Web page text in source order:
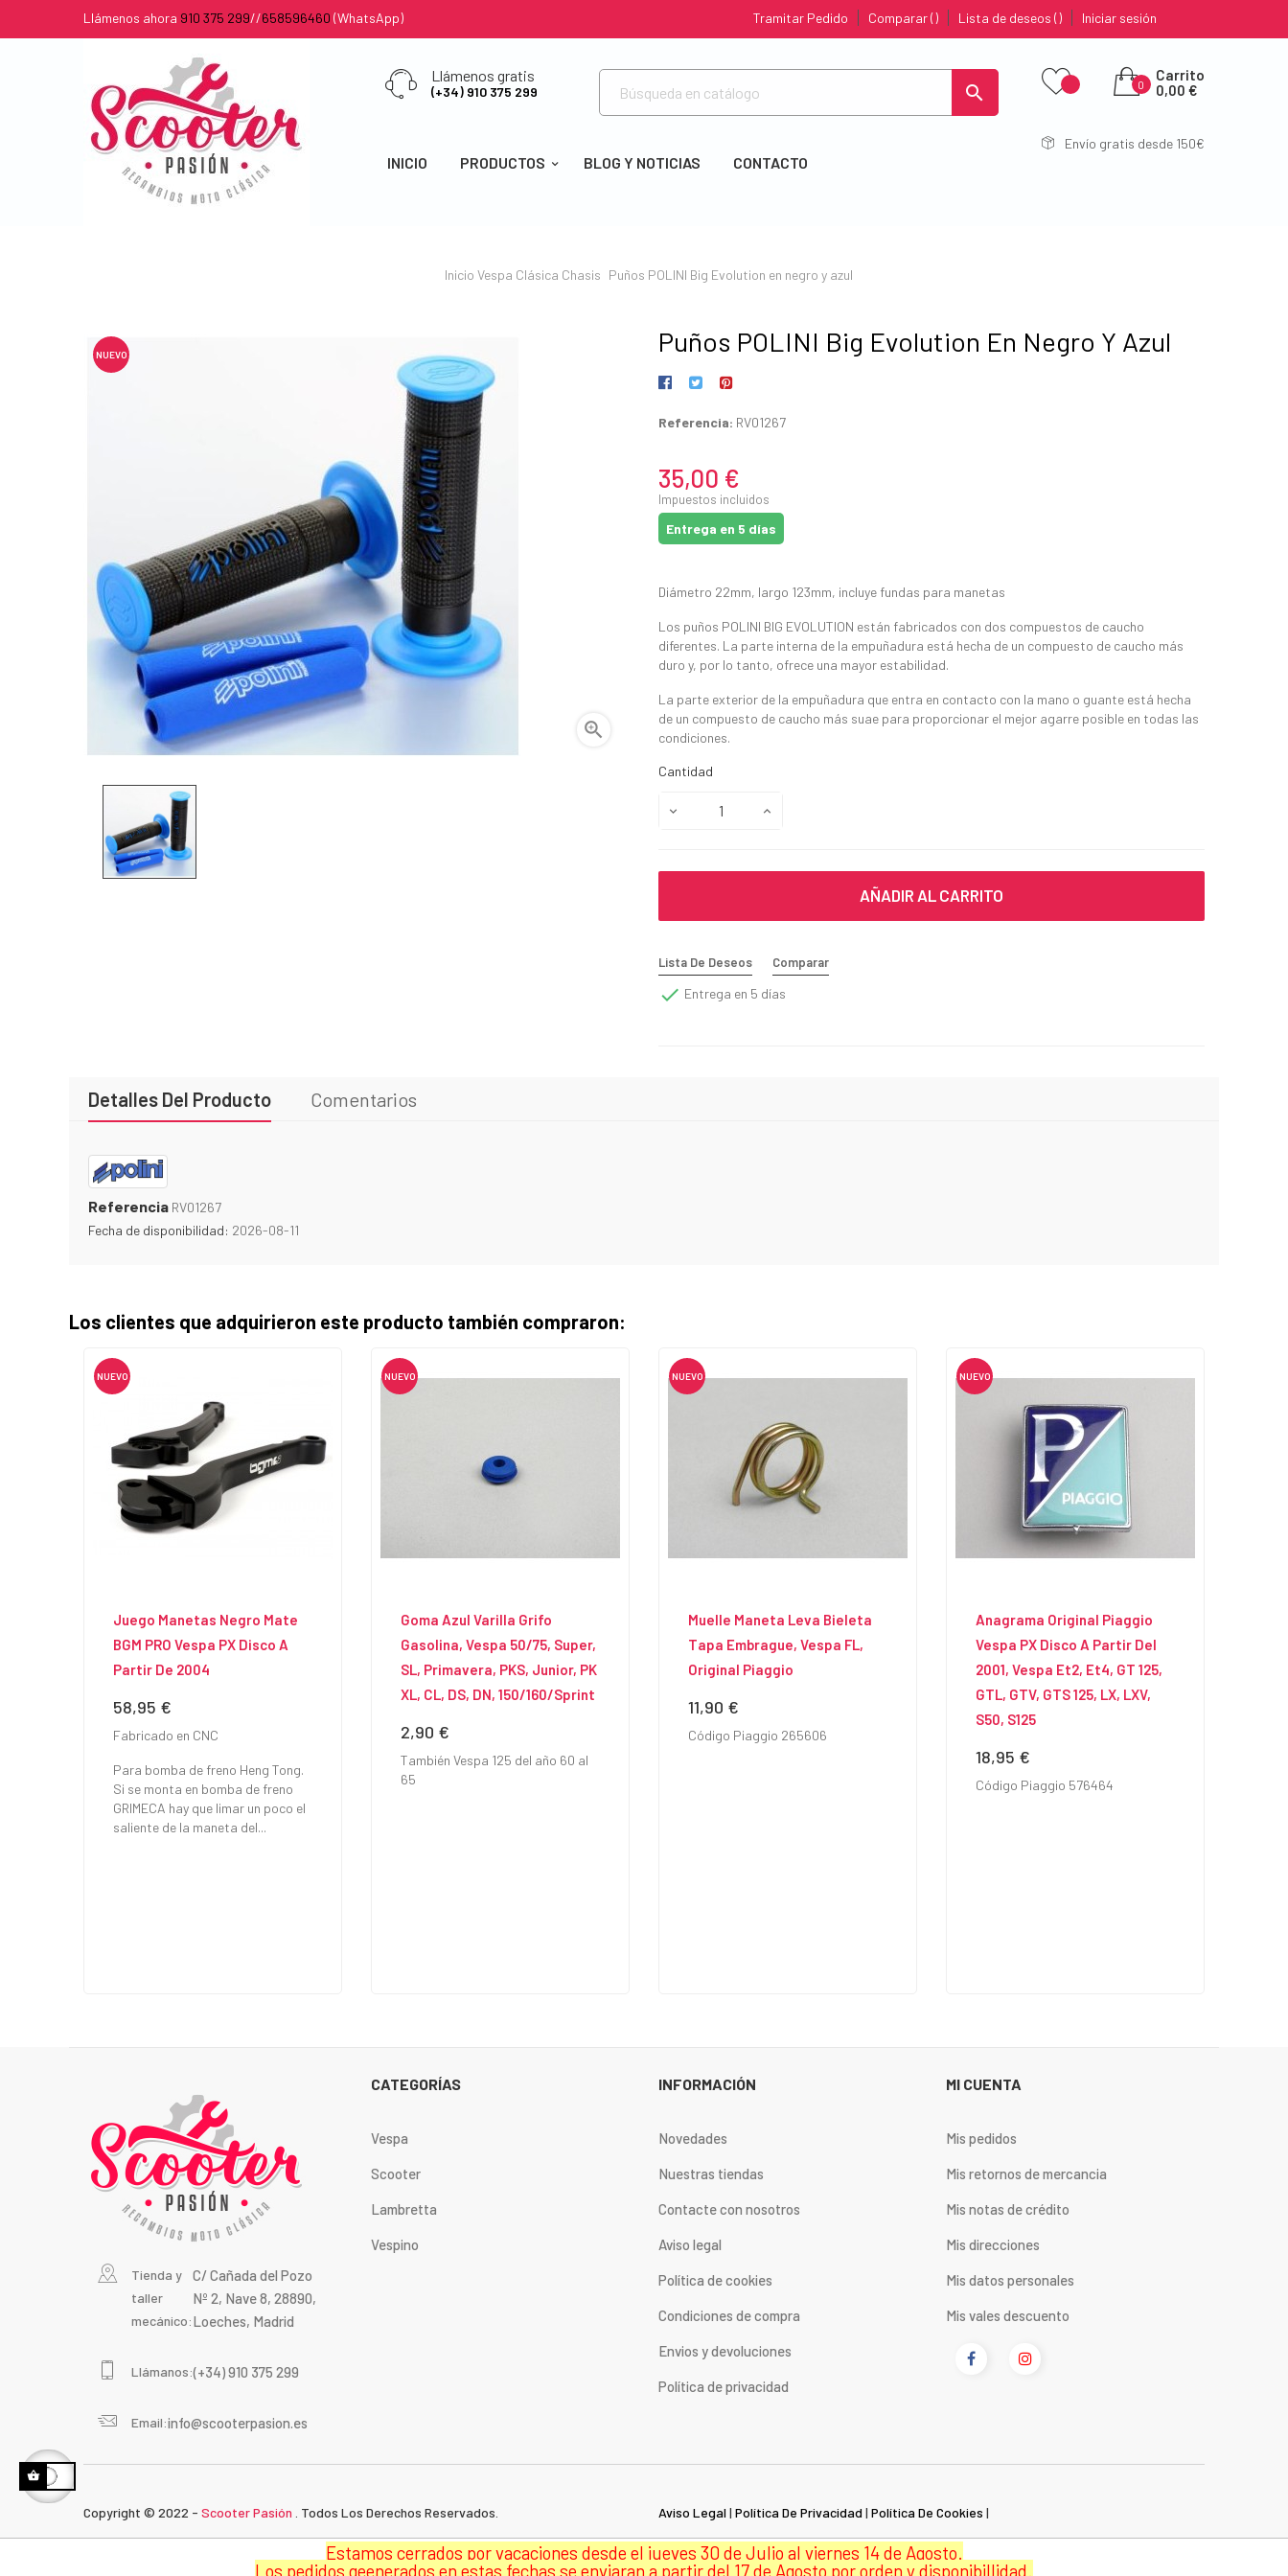
Estamos cerrados por vacaciones desde el jueves 30 de Julio al viernes 14 de Agosto.
Los pedidos geenerados en estas fechas se enviaran a partir del 17 de Agosto por orden y disponibillidad.
Llámenos ahora 910 375 299//658596460 (WhatsApp) Iniciar sesión
Lista de deseos
Comparar
Tramitar Pedido
Llámenos gratis
(+34) 910 375 299 
INICIO PRODUCTOS BLOG Y NOTICIAS CONTACTO
0
Carrito
0,00 €
Envío gratis desde 150€
Inicio Vespa Clásica Chasis Puños POLINI Big Evolution en negro y azul
NUEVO

Puños POLINI Big Evolution En Negro Y Azul
Referencia: RV01267
35,00 €
Impuestos incluidos
Entrega en 5 días
Diámetro 22mm, largo 123mm, incluye fundas para manetas
Los puños POLINI BIG EVOLUTION están fabricados con dos compuestos de caucho
diferentes. La parte interna de la empuñadura está hecha de un compuesto de caucho más
duro y, por lo tanto, ofrece una mayor estabilidad.
La parte exterior de la empuñadura que entra en contacto con la mano o guante está hecha
de un compuesto de caucho más suae para proporcionar el mejor agarre posible en todas las
condiciones.
Cantidad
AÑADIR AL CARRITO
Lista De Deseos Comparar
 Entrega en 5 días
Detalles Del Producto Comentarios
Referencia RV01267
Fecha de disponibilidad: 2026-08-11
Los clientes que adquirieron este producto también compraron:
NUEVO
Juego Manetas Negro Mate
BGM PRO Vespa PX Disco A
Partir De 2004
Precio
58,95 €
Fabricado en CNC
Para bomba de freno Heng Tong.
Si se monta en bomba de freno
GRIMECA hay que limar un poco el
saliente de la maneta del...
NUEVO
Goma Azul Varilla Grifo
Gasolina, Vespa 50/75, Super,
SL, Primavera, PKS, Junior, PK
XL, CL, DS, DN, 150/160/Sprint
Precio
2,90 €
También Vespa 125 del año 60 al
65
NUEVO
Muelle Maneta Leva Bieleta
Tapa Embrague, Vespa FL,
Original Piaggio
Precio
11,90 €
Código Piaggio 265606
NUEVO
Anagrama Original Piaggio
Vespa PX Disco A Partir Del
2001, Vespa Et2, Et4, GT 125,
GTL, GTV, GTS 125, LX, LXV,
S50, S125
Precio
18,95 €
Código Piaggio 576464
Tienda y
taller
mecánico:
C/ Cañada del Pozo
Nº 2, Nave 8, 28890,
Loeches, Madrid
Llámanos:(+34) 910 375 299
Email:info@scooterpasion.es
CATEGORÍAS
Vespa
Scooter
Lambretta
Vespino
INFORMACIÓN
Novedades
Nuestras tiendas
Contacte con nosotros
Aviso legal
Política de cookies
Condiciones de compra
Envios y devoluciones
Política de privacidad
MI CUENTA
Mis pedidos
Mis retornos de mercancia
Mis notas de crédito
Mis direcciones
Mis datos personales
Mis vales descuento
Copyright © 2022 - Scooter Pasión . Todos Los Derechos Reservados. Aviso Legal| Política De Privacidad | Política De Cookies |